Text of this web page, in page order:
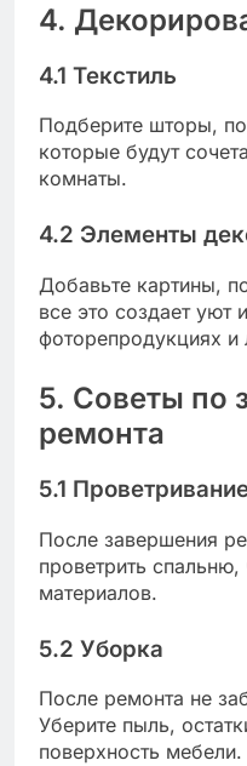
4.
4.1 Текстиль
Подберите шторы,
которые будут
комнаты.
4.2 Элементы
Добавьте картины,
все это создает уют
фоторепродукциях
5. Советы по
ремонта
5.1
После завершения
проветрить спальню,
материалов.
5.2 Уборка
После ремонта не
Уберите пыль,
поверхность мебели.